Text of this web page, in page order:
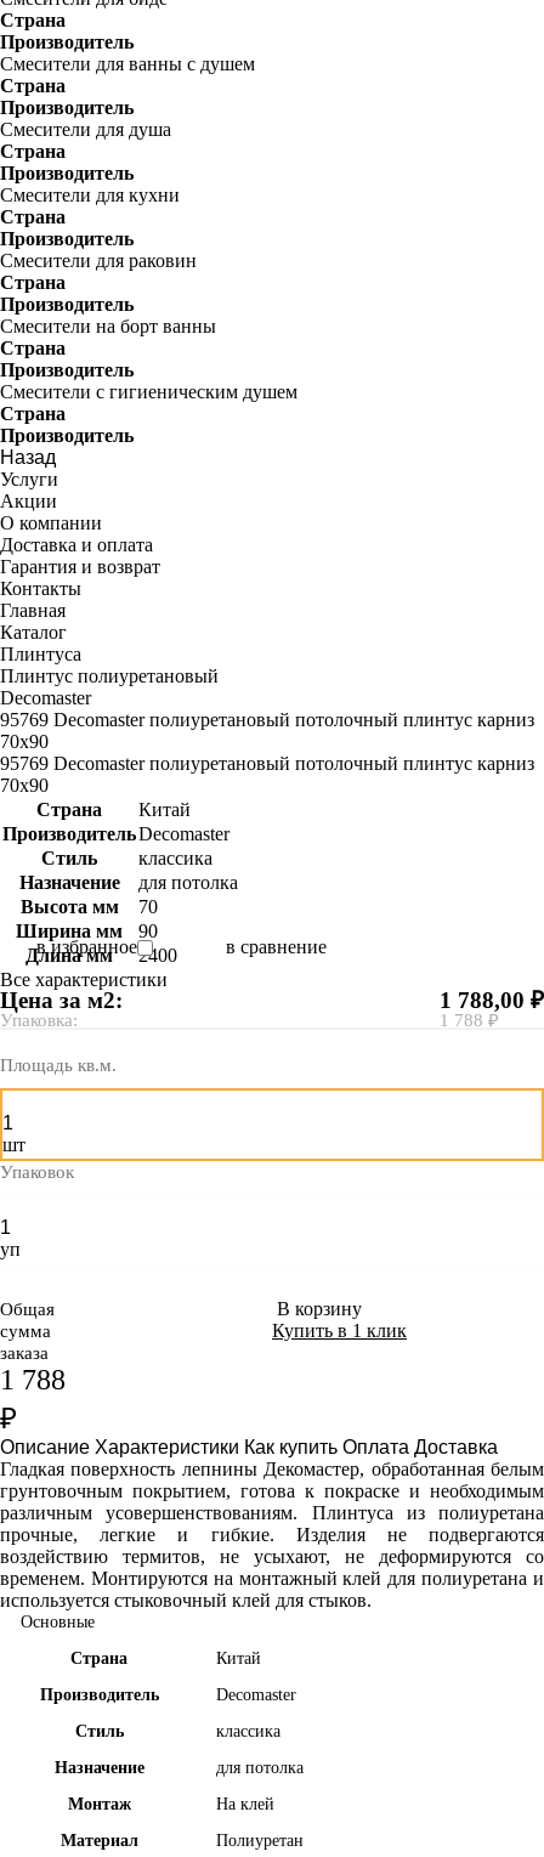
Страна
Производитель
Смесители для ванны с душем
Страна
Производитель
Смесители для душа
Страна
Производитель
Смесители для кухни
Страна
Производитель
Смесители для раковин
Страна
Производитель
Смесители на борт ванны
Страна
Производитель
Смесители с гигиеническим душем
Страна
Производитель
Назад
Услуги
Акции
О компании
Доставка и оплата
Гарантия и возврат
Контакты
Главная
Каталог
Плинтуса
Плинтус полиуретановый
Decomaster
95769 Decomaster полиуретановый потолочный плинтус карниз
70х90
95769 Decomaster полиуретановый потолочный плинтус карниз
70х90
Страна
Китай
ПроизводительDecomaster
Стиль
классика
Назначение
для потолка
Высота мм
70
Ширина мм
90
Длина мм
2400
Все характеристики
в избранное в сравнение
Цена за м2:
Упаковка:
1 788,00 ₽
1 788 ₽
Площадь кв.м.
шт
Упаковок
уп
Общая
сумма
заказа
1 788
₽
В корзину
Купить в 1 клик
Описание Характеристики Как купить Оплата Доставка
Гладкая поверхность лепнины Декомастер, обработанная белым
грунтовочным покрытием, готова к покраске и необходимым
различным усовершенствованиям. Плинтуса из полиуретана
прочные, легкие и гибкие. Изделия не подвергаются
воздействию термитов, не усыхают, не деформируются со
временем. Монтируются на монтажный клей для полиуретана и
используется стыковочный клей для стыков.
Основные
Страна
Китай
Производитель
Decomaster
Стиль
классика
Назначение
для потолка
Монтаж
На клей
Материал
Полиуретан